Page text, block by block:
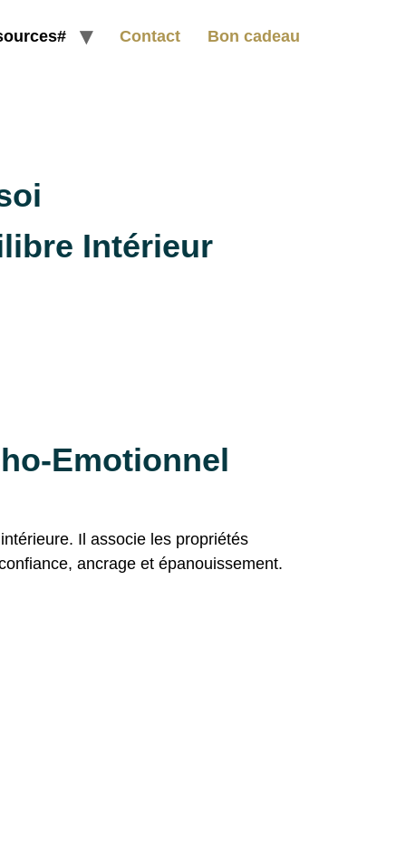
Contact Bon cadeau
Intérieur
Emotionnel
Il associe les propriétés
ancrage et épanouissement.